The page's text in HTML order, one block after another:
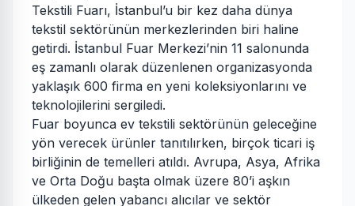
Tekstili Fuarı, İstanbul’u bir kez daha dünya
tekstil sektörünün merkezlerinden biri haline
getirdi. İstanbul Fuar Merkezi’nin 11 salonunda
eş zamanlı olarak düzenlenen organizasyonda
yaklaşık 600 firma en yeni koleksiyonlarını ve
teknolojilerini sergiledi.
Fuar boyunca ev tekstili sektörünün geleceğine
yön verecek ürünler tanıtılırken, birçok ticari iş
birliğinin de temelleri atıldı. Avrupa, Asya, Afrika
ve Orta Doğu başta olmak üzere 80’i aşkın
ülkeden gelen yabancı alıcılar ve sektör